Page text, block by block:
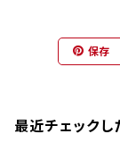
保存
最近チェックし